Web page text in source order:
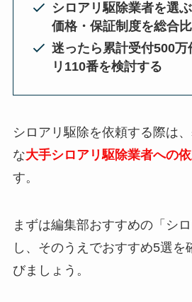
シロアリ駆除業者を選
価格・保証制度を総合
迷ったら累計受付500万
リ110番を検討する
シロアリ駆除を依頼する際は
な大手シロアリ駆除業者への
す。
まずは編集部おすすめの「シ
し、そのうえでおすすめ5選を
びましょう。